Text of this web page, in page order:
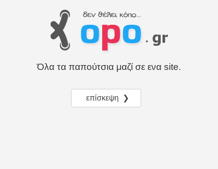
Όλα τα παπούτσια μαζί σε ενα site.
επίσκεψη ❯